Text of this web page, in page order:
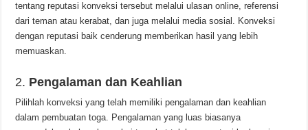
tentang reputasi konveksi tersebut melalui ulasan online, referensi
dari teman atau kerabat, dan juga melalui media sosial. Konveksi
dengan reputasi baik cenderung memberikan hasil yang lebih
memuaskan.
2. Pengalaman dan Keahlian
Pilihlah konveksi yang telah memiliki pengalaman dan keahlian
dalam pembuatan toga. Pengalaman yang luas biasanya